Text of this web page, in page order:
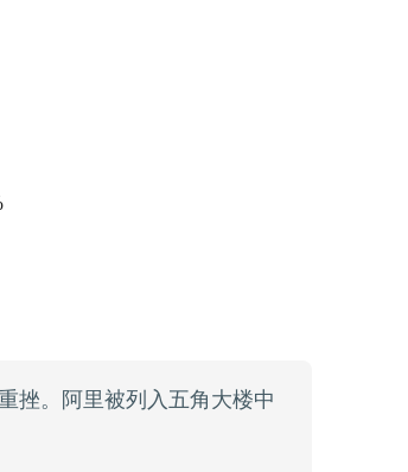
挫。阿里被列入五角大楼中